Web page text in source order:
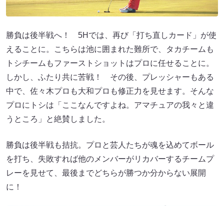
勝負は後半戦へ！ 5Hでは、再び「打ち直しカード」が使
えることに。こちらは池に囲まれた難所で、タカチームも
トシチームもファーストショットはプロに任せることに。
しかし、ふたり共に苦戦！ その後、プレッシャーもある
中で、佐々木プロも大和プロも修正力を見せます。そんな
プロにトシは「ここなんですよね。アマチュアの我々と違
うところ」と絶賛しました。
勝負は後半戦も拮抗。プロと芸人たちが魂を込めてボール
を打ち、失敗すれば他のメンバーがリカバーするチームプ
レーを見せて、最後までどちらが勝つか分からない展開
に！